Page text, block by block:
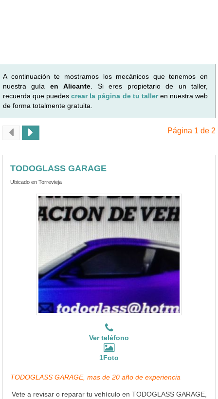
A continuación te mostramos los mecánicos que tenemos en
nuestra guía en Alicante . Si eres propietario de un taller,
recuerda que puedescrear la página de tu talleren nuestra web
de forma totalmente gratuita.
Página 1 de 2
TODOGLASS GARAGE
Ubicado en Torrevieja
Ver teléfono
1Foto
TODOGLASS GARAGE, mas de 20 año de experiencia
Vete a revisar o reparar tu vehículo en TODOGLASS GARAGE,